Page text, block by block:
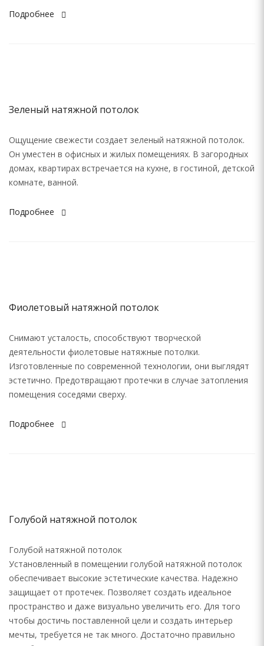
Подробнее
Зеленый натяжной потолок
Ощущение свежести создает зеленый натяжной потолок.
Он уместен в офисных и жилых помещениях. В загородных
домах, квартирах встречается на кухне, в гостиной, детской
комнате, ванной.
Подробнее
Фиолетовый натяжной потолок
Снимают усталость, способствуют творческой
деятельности фиолетовые натяжные потолки.
Изготовленные по современной технологии, они выглядят
эстетично. Предотвращают протечки в случае затопления
помещения соседями сверху.
Подробнее
Голубой натяжной потолок
Голубой натяжной потолок
Установленный в помещении голубой натяжной потолок
обеспечивает высокие эстетические качества. Надежно
защищает от протечек. Позволяет создать идеальное
пространство и даже визуально увеличить его. Для того
чтобы достичь поставленной цели и создать интерьер
мечты, требуется не так много. Достаточно правильно